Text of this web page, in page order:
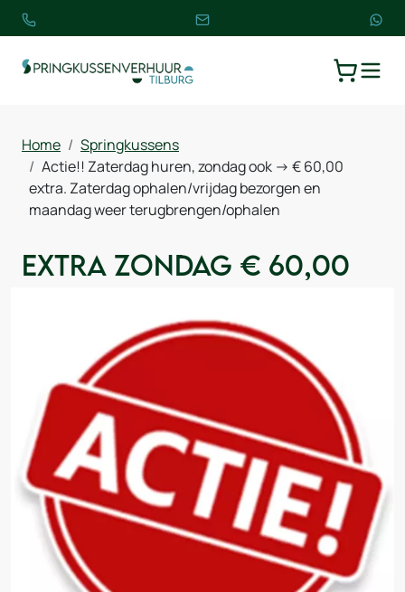
Home
Springkussens
Actie!! Zaterdag huren, zondag ook -> € 60,00
extra. Zaterdag ophalen/vrijdag bezorgen en
maandag weer terugbrengen/ophalen
Extra zondag € 60,00